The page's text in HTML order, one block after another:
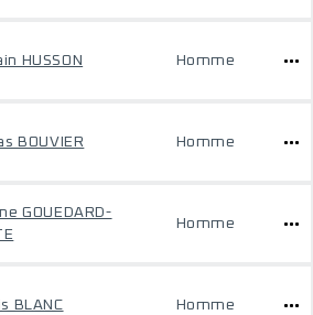
HUSSON Homme
BOUVIER Homme
GOUEDARD-
Homme
BLANC Homme